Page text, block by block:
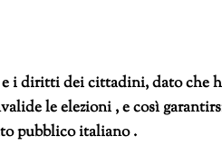
i diritti dei cittadini, dato che
le elezioni , e così
pubblico italiano .